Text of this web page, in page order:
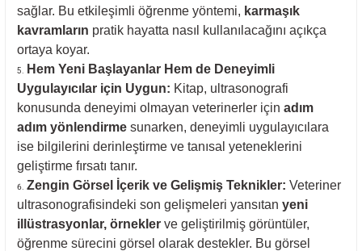
sağlar. Bu etkileşimli öğrenme yöntemi, karmaşık
kavramların pratik hayatta nasıl kullanılacağını açıkça
ortaya koyar.
Hem Yeni Başlayanlar Hem de Deneyimli
Uygulayıcılar için Uygun: Kitap, ultrasonografi
konusunda deneyimi olmayan veterinerler için adım
adım yönlendirme sunarken, deneyimli uygulayıcılara
ise bilgilerini derinleştirme ve tanısal yeteneklerini
geliştirme fırsatı tanır.
Zengin Görsel İçerik ve Gelişmiş Teknikler: Veteriner
ultrasonografisindeki son gelişmeleri yansıtan yeni
illüstrasyonlar, örnekler ve geliştirilmiş görüntüler,
öğrenme sürecini görsel olarak destekler. Bu görsel